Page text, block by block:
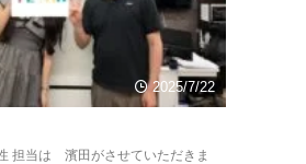
2025/7/22
当は 濱田がさせていただきま